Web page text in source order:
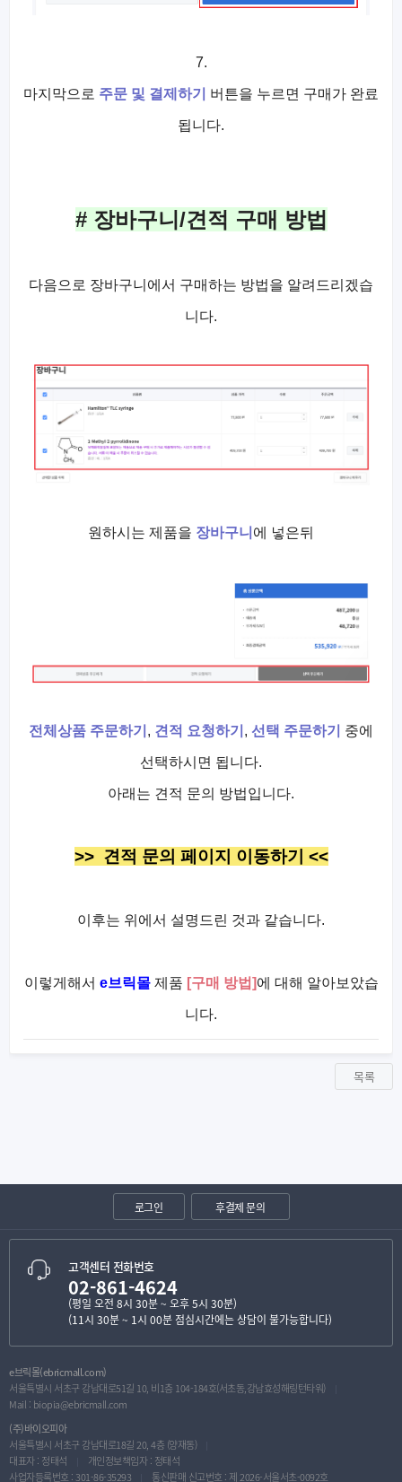
7.
마지막으로 주문 및 결제하기 버튼을 누르면 구매가 완료
됩니다.
# 장바구니/견적 구매 방법
다음으로 장바구니에서 구매하는 방법을 알려드리겠습
니다.
원하시는 제품을 장바구니 에 넣은뒤
전체상품 주문하기 , 견적 요청하기 , 선택 주문하기 중에
선택하시면 됩니다.
아래는 견적 문의 방법입니다.
>> 견적 문의 페이지 이동하기 <<
이후는 위에서 설명드린 것과 같습니다.
이렇게해서 e브릭몰제품 [구매 방법]에 대해 알아보았습
니다.
목록
로그인 후결제 문의
고객센터 전화번호
02-861-4624
(평일 오전 8시 30분 ~ 오후 5시 30분)
(11시 30분 ~ 1시 00분 점심시간에는 상담이 불가능합니다)
e브릭몰(ebricmall.com)
서울특별시 서초구 강남대로51길 10, 비1층 104-184호(서초동,강남효성해링턴타워)
Mail : biopia@ebricmall.com
(주)바이오피아
서울특별시 서초구 강남대로18길 20, 4층 (양재동)
대표자 : 정태석
개인정보책임자 : 정태석
사업자등록번호 : 301-86-35293
통신판매 신고번호 : 제 2026-서울서초-0092호